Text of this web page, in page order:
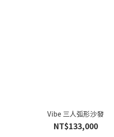
Vibe 三人弧形沙發
NT$133,000